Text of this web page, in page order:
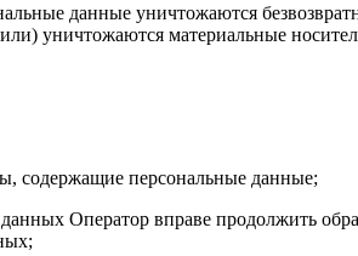
данные уничтожаются
уничтожаются материальные
содержащие персональные данные;
Оператор вправе продолжить